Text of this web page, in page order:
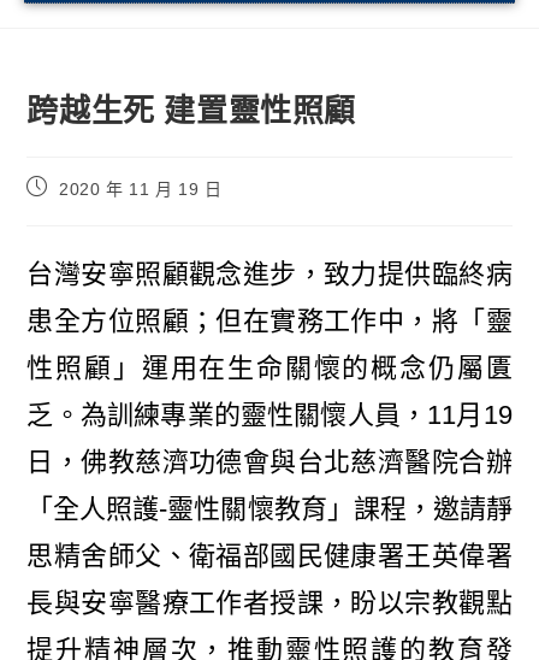
跨越生死 建置靈性照顧
2020 年 11 月 19 日
台灣安寧照顧觀念進步，致力提供臨終病
患全方位照顧；但在實務工作中，將「靈
性照顧」運用在生命關懷的概念仍屬匱
乏。為訓練專業的靈性關懷人員，11月19
日，佛教慈濟功德會與台北慈濟醫院合辦
「全人照護-靈性關懷教育」課程，邀請靜
思精舍師父、衛福部國民健康署王英偉署
長與安寧醫療工作者授課，盼以宗教觀點
提升精神層次，推動靈性照護的教育發